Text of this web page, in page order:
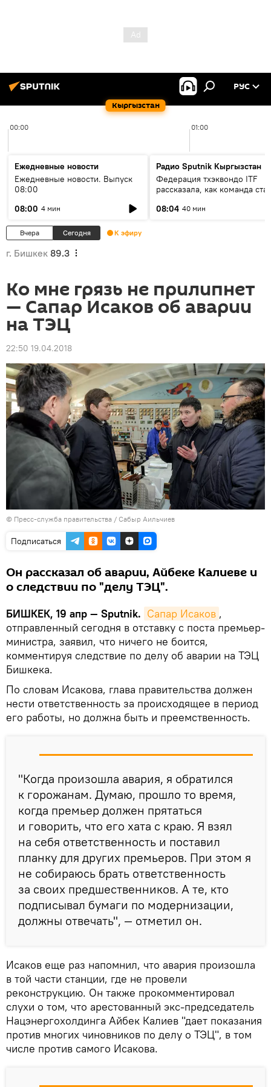
Кыргызстан
РУС
00:00 01:00
Ежедневные новости
Ежедневные новости. Выпуск
08:00
08:00 4 мин
Радио Sputnik Кыргызстан
Федерация тхэквондо ITF
рассказала, как команда
08:04 40 мин
Вчера Сегодня К эфиру
г. Бишкек 89.3
Ко мне грязь не прилипнет
— Сапар Исаков об аварии
на ТЭЦ
22:50 19.04.2018
© Пресс-служба правительства / Сабыр Аильчиев
Подписаться
Он рассказал об аварии, Айбеке Калиеве и
о следствии по "делу ТЭЦ".
БИШКЕК, 19 апр — Sputnik. Сапар Исаков ,
отправленный сегодня в отставку с поста премьер-
министра, заявил, что ничего не боится,
комментируя следствие по делу об аварии на ТЭЦ
Бишкека.
По словам Исакова, глава правительства должен
нести ответственность за происходящее в период
его работы, но должна быть и преемственность.
"Когда произошла авария, я обратился
к горожанам. Думаю, прошло то время,
когда премьер должен прятаться
и говорить, что его хата с краю. Я взял
на себя ответственность и поставил
планку для других премьеров. При этом я
не собираюсь брать ответственность
за своих предшественников. А те, кто
подписывал бумаги по модернизации,
должны отвечать", — отметил он.
Исаков еще раз напомнил, что авария произошла
в той части станции, где не провели
реконструкцию. Он также прокомментировал
слухи о том, что арестованный экс-председатель
Нацэнергохолдинга Айбек Калиев "дает показания
против многих чиновников по делу о ТЭЦ", в том
числе против самого Исакова.